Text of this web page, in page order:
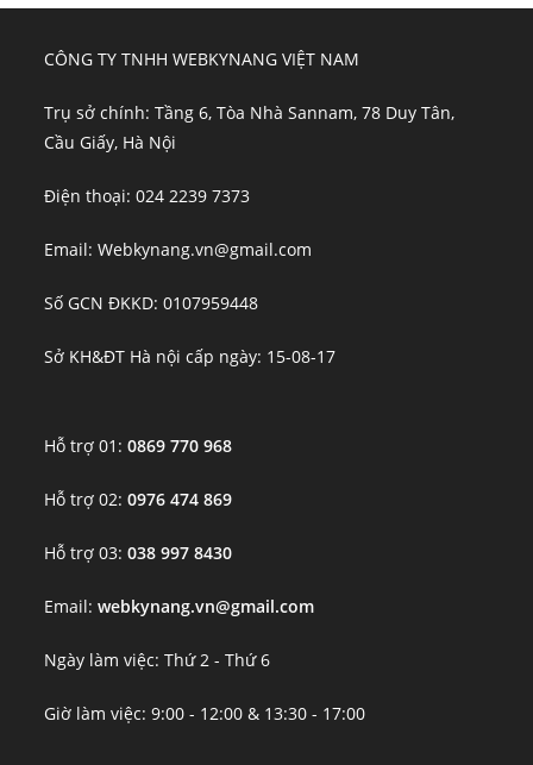
CÔNG TY TNHH WEBKYNANG VIỆT NAM
Trụ sở chính: Tầng 6, Tòa Nhà Sannam, 78 Duy Tân,
Cầu Giấy, Hà Nội
Điện thoại: 024 2239 7373
Email: Webkynang.vn@gmail.com
Số GCN ĐKKD: 0107959448
Sở KH&ĐT Hà nội cấp ngày: 15-08-17
Hỗ trợ 01:0869 770 968
Hỗ trợ 02:0976 474 869
Hỗ trợ 03:038 997 8430
Email:webkynang.vn@gmail.com
Ngày làm việc: Thứ 2 - Thứ 6
Giờ làm việc: 9:00 - 12:00 & 13:30 - 17:00